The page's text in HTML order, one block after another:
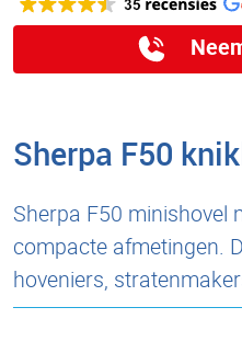
Sherpa F50
Sherpa F50 minishovel
compacte afmetingen.
hoveniers,